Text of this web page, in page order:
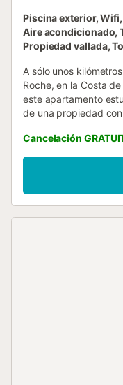
Piscina exterior,
Aire acondicionado,
Propiedad vallada,
A sólo unos
Roche, en la Costa
este apartamento
de una propiedad
cocina bien equipada
baño, y ofrece
instalaciones
y calefacción. En el
una piscina
Cancelación